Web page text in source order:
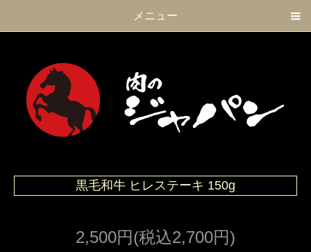
メニュー
黒毛和牛 ヒレステーキ 150g
2,500円(税込2,700円)